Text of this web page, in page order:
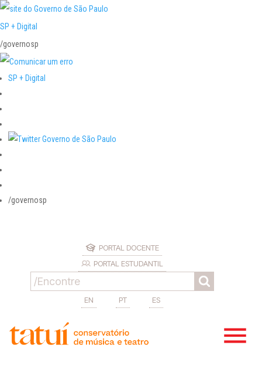
SP + Digital
/governosp
SP + Digital
/governosp
PORTAL DOCENTE
PORTAL ESTUDANTIL
EN PT ES